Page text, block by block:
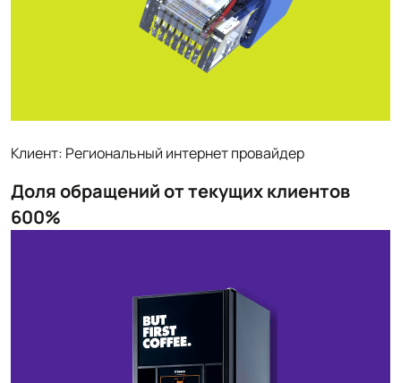
Клиент: Региональный интернет провайдер
Доля обращений от текущих клиентов
600%